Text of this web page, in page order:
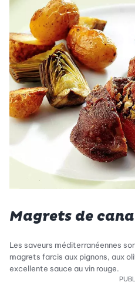
Magrets de
Les saveurs méditerranéennes
magrets farcis aux pignons, aux
excellente sauce au vin rouge.